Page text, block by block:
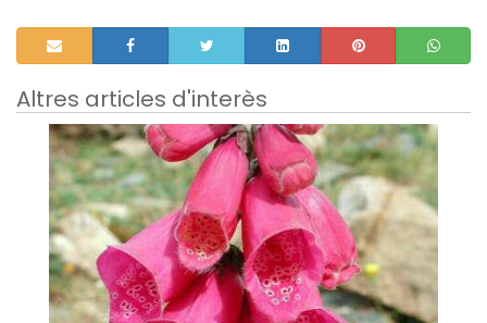
Altres articles d'interès